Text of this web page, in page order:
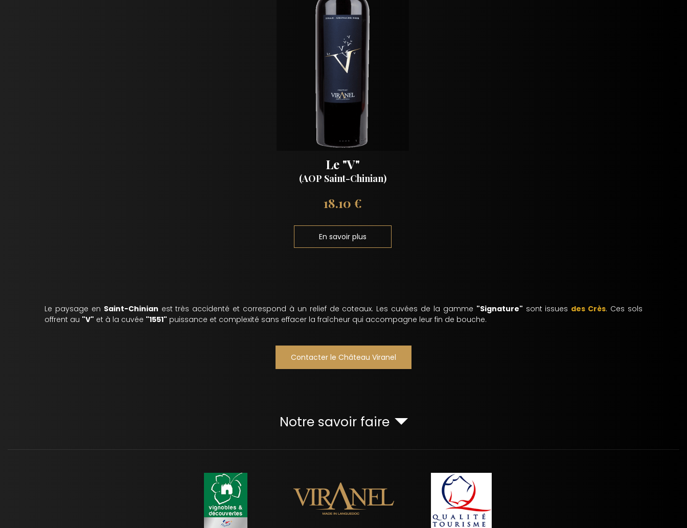
Le "V"
(AOP Saint-Chinian)
18.10 €
En savoir plus
Le paysage en Saint-Chinian est très accidenté et correspond à un relief de coteaux. Les cuvées de la gamme "Signature" sont issues des Crès. Ces sols
offrent au "V" et à la cuvée "1551" puissance et complexité sans effacer la fraîcheur qui accompagne leur fin de bouche.
Contacter le Château Viranel
Notre savoir faire